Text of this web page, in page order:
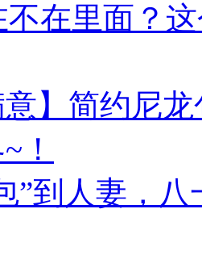
不在里面？
意】简约尼
！
”到人妻，